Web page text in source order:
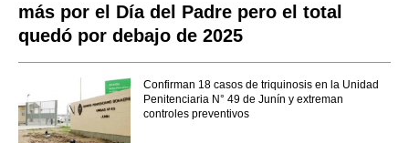
más por el Día del Padre pero el total
quedó por debajo de 2025
Confirman 18 casos de triquinosis en la Unidad
Penitenciaria N° 49 de Junín y extreman
controles preventivos